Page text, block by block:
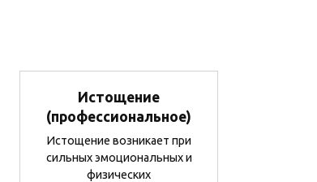
Истощение
(профессиональное)
Истощение возникает при
сильных эмоциональных и
физических